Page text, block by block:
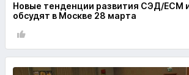
Новые тенденции развития СЭД/ECM
обсудят в Москве 28 марта